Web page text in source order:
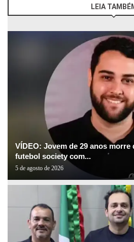
LEIA
VÍDEO: Jovem de 29 anos
futebol society com...
5 de agosto de 2026